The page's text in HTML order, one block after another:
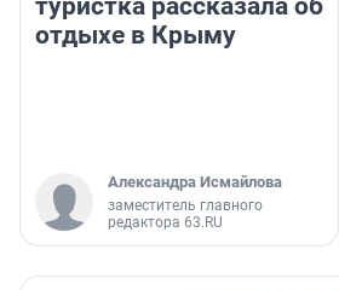
туристка рассказала об
отдыхе в Крыму
Александра Исмайлова
заместитель главного
редактора 63.RU